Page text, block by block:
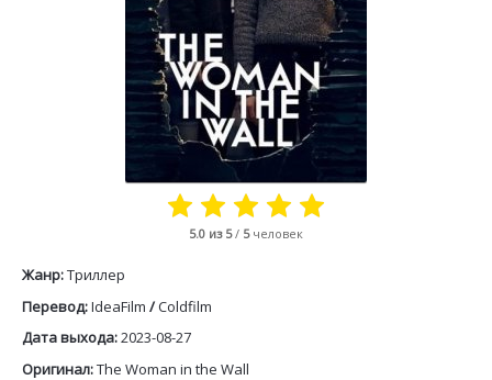
5.0 из 5/ 5 человек
Жанр:Триллер
Перевод:IdeaFilm /Coldfilm
Дата выхода:2023-08-27
Оригинал:The Woman in the Wall